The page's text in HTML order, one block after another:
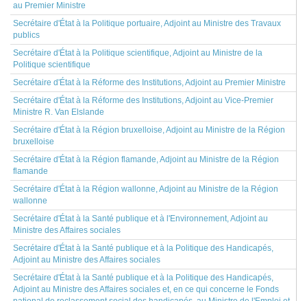
au Premier Ministre
Secrétaire d'État à la Politique portuaire, Adjoint au Ministre des Travaux
publics
Secrétaire d'État à la Politique scientifique, Adjoint au Ministre de la
Politique scientifique
Secrétaire d'État à la Réforme des Institutions, Adjoint au Premier Ministre
Secrétaire d'État à la Réforme des Institutions, Adjoint au Vice-Premier
Ministre R. Van Elslande
Secrétaire d'État à la Région bruxelloise, Adjoint au Ministre de la Région
bruxelloise
Secrétaire d'État à la Région flamande, Adjoint au Ministre de la Région
flamande
Secrétaire d'État à la Région wallonne, Adjoint au Ministre de la Région
wallonne
Secrétaire d'État à la Santé publique et à l'Environnement, Adjoint au
Ministre des Affaires sociales
Secrétaire d'État à la Santé publique et à la Politique des Handicapés,
Adjoint au Ministre des Affaires sociales
Secrétaire d'État à la Santé publique et à la Politique des Handicapés,
Adjoint au Ministre des Affaires sociales et, en ce qui concerne le Fonds